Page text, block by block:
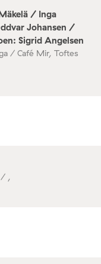
/ Inga
Johansen /
Sigrid Angelsen
/ Café Mir, Toftes
/ ,